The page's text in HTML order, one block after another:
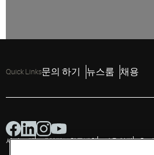
Quick Links문의 하기 뉴스룸 채용
사이트 맵 개인정보취급방침 사용 약관